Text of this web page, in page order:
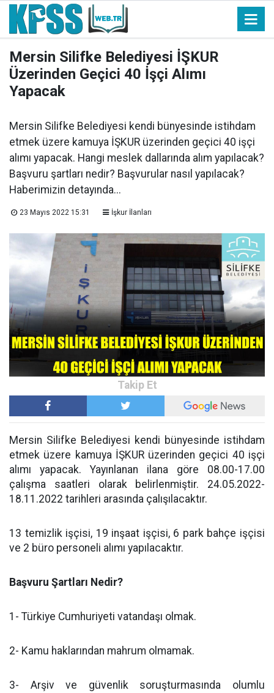
Mersin Silifke Belediyesi İŞKUR
Üzerinden Geçici 40 İşçi Alımı
Yapacak
Mersin Silifke Belediyesi kendi bünyesinde istihdam
etmek üzere kamuya İŞKUR üzerinden geçici 40 işçi
alımı yapacak. Hangi meslek dallarında alım yapılacak?
Başvuru şartları nedir? Başvurular nasıl yapılacak?
Haberimizin detayında...
23 Mayıs 2022 15:31 İşkur İlanları
Mersin Silifke Belediyesi kendi bünyesinde istihdam
etmek üzere kamuya İŞKUR üzerinden geçici 40 işçi
alımı yapacak. Yayınlanan ilana göre 08.00-17.00
çalışma saatleri olarak belirlenmiştir. 24.05.2022-
18.11.2022 tarihleri arasında çalışılacaktır.
13 temizlik işçisi, 19 inşaat işçisi, 6 park bahçe işçisi
ve 2 büro personeli alımı yapılacaktır.
Başvuru Şartları Nedir?
1- Türkiye Cumhuriyeti vatandaşı olmak.
2- Kamu haklarından mahrum olmamak.
3- Arşiv ve güvenlik soruşturmasında olumlu